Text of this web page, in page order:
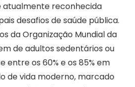
atualmente reconhecida
desafios de saúde pública.
da Organização Mundial da
de adultos sedentários ou
entre os 60% e os 85% em
de vida moderno, marcado